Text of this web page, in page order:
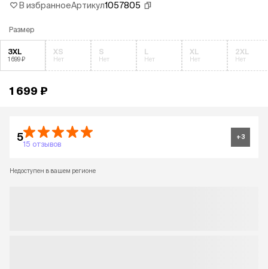
В избранноеАртикул1057805
Размер
3XL
1 699 ₽
XS
Нет
S
Нет
L
Нет
XL
Нет
2XL
Нет
1 699 ₽
5
15 отзывов
+3
Недоступен в вашем регионе